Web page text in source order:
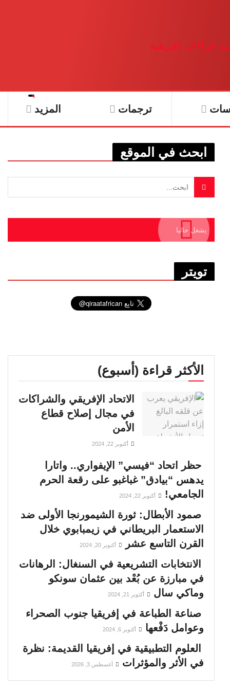
ترجمات المزيد
ابحث في الموقع
يشغل حاليا
تويتر
الأكثر قراءة (أسبوع)
الاتحاد الإفريقي والشراكات
في مجال إصلاح قطاع
الأمن
أكتوبر 22, 2024
حظر اتحاد “فيسي” الإيفواري.. واتارا
يدهس “بيادق” غباغبو على رقعة الحرم
الجامعي!
أكتوبر 22, 2024
صمود الأبطال: ثورة الشيمورنجا الأولى ضد
الاستعمار البريطاني في زيمبابوي خلال
القرن التاسع عشر
أكتوبر 20, 2024
الانتخابات التشريعية في السنغال: الرهانات
في مبارزة عن بُعْد بين عثمان سونكو
وماكي سال
أكتوبر 21, 2024
صناعة الطباعة في إفريقيا جنوب الصحراء
وعوامل دَفْعها
أكتوبر 6, 2024
العلوم التطبيقية في إفريقيا القديمة: نظرة
في الأثر والمؤثرات
أغسطس 3, 2026